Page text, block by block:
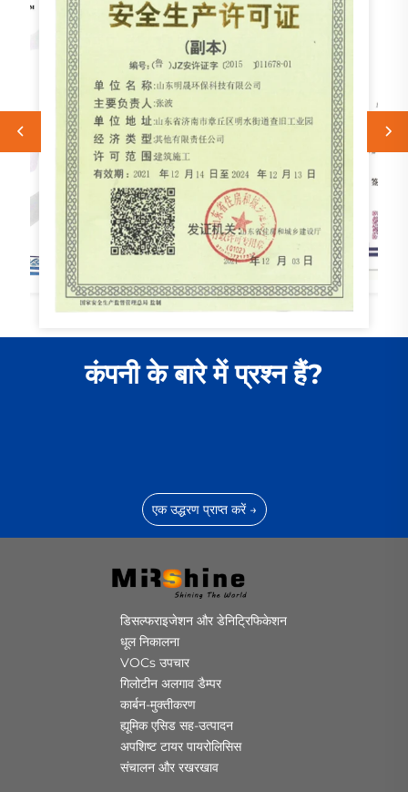
कंपनी के बारे में प्रश्न हैं?
एक उद्धरण प्राप्त करें →
डिसल्फराइजेशन और डेनिट्रिफिकेशन
धूल निकालना
VOCs उपचार
गिलोटीन अलगाव डैम्पर
कार्बन-मुक्तीकरण
ह्यूमिक एसिड सह-उत्पादन
अपशिष्ट टायर पायरोलिसिस
संचालन और रखरखाव